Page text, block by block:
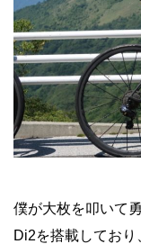
僕が大枚を叩いて
Di2を搭載しており